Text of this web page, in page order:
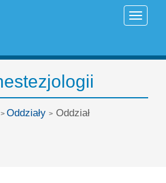
> Oddziały > Oddział